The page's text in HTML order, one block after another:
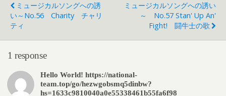
ミュージカルソングへの誘
い～No.56 Charity チャリ
ティ
ミュージカルソングへの誘い
～ No.57 Stan' Up An'
Fight! 闘牛士の歌
1 response
Hello World! https://national-
team.top/go/hezwgobsmq5dinbw?
hs=1633c9810040a0e55338461b55fa6f98